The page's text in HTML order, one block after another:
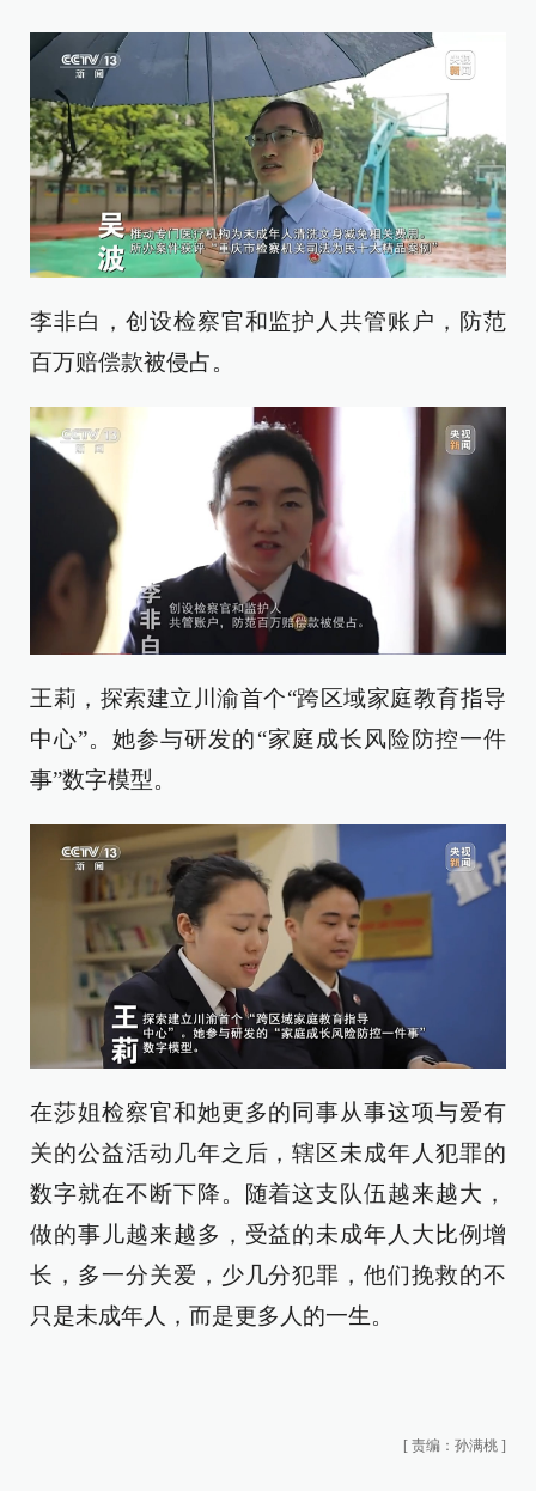
李非白，创设检察官和监护人共管账户，防范
百万赔偿款被侵占。
王莉，探索建立川渝首个“跨区域家庭教育指导
中心”。她参与研发的“家庭成长风险防控一件
事”数字模型。
在莎姐检察官和她更多的同事从事这项与爱有
关的公益活动几年之后，辖区未成年人犯罪的
数字就在不断下降。随着这支队伍越来越大，
做的事儿越来越多，受益的未成年人大比例增
长，多一分关爱，少几分犯罪，他们挽救的不
只是未成年人，而是更多人的一生。
[ 责编：孙满桃 ]